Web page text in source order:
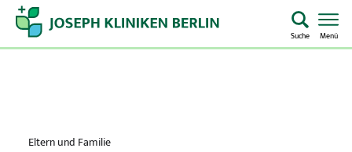
Suche Menü
Eltern und Familie